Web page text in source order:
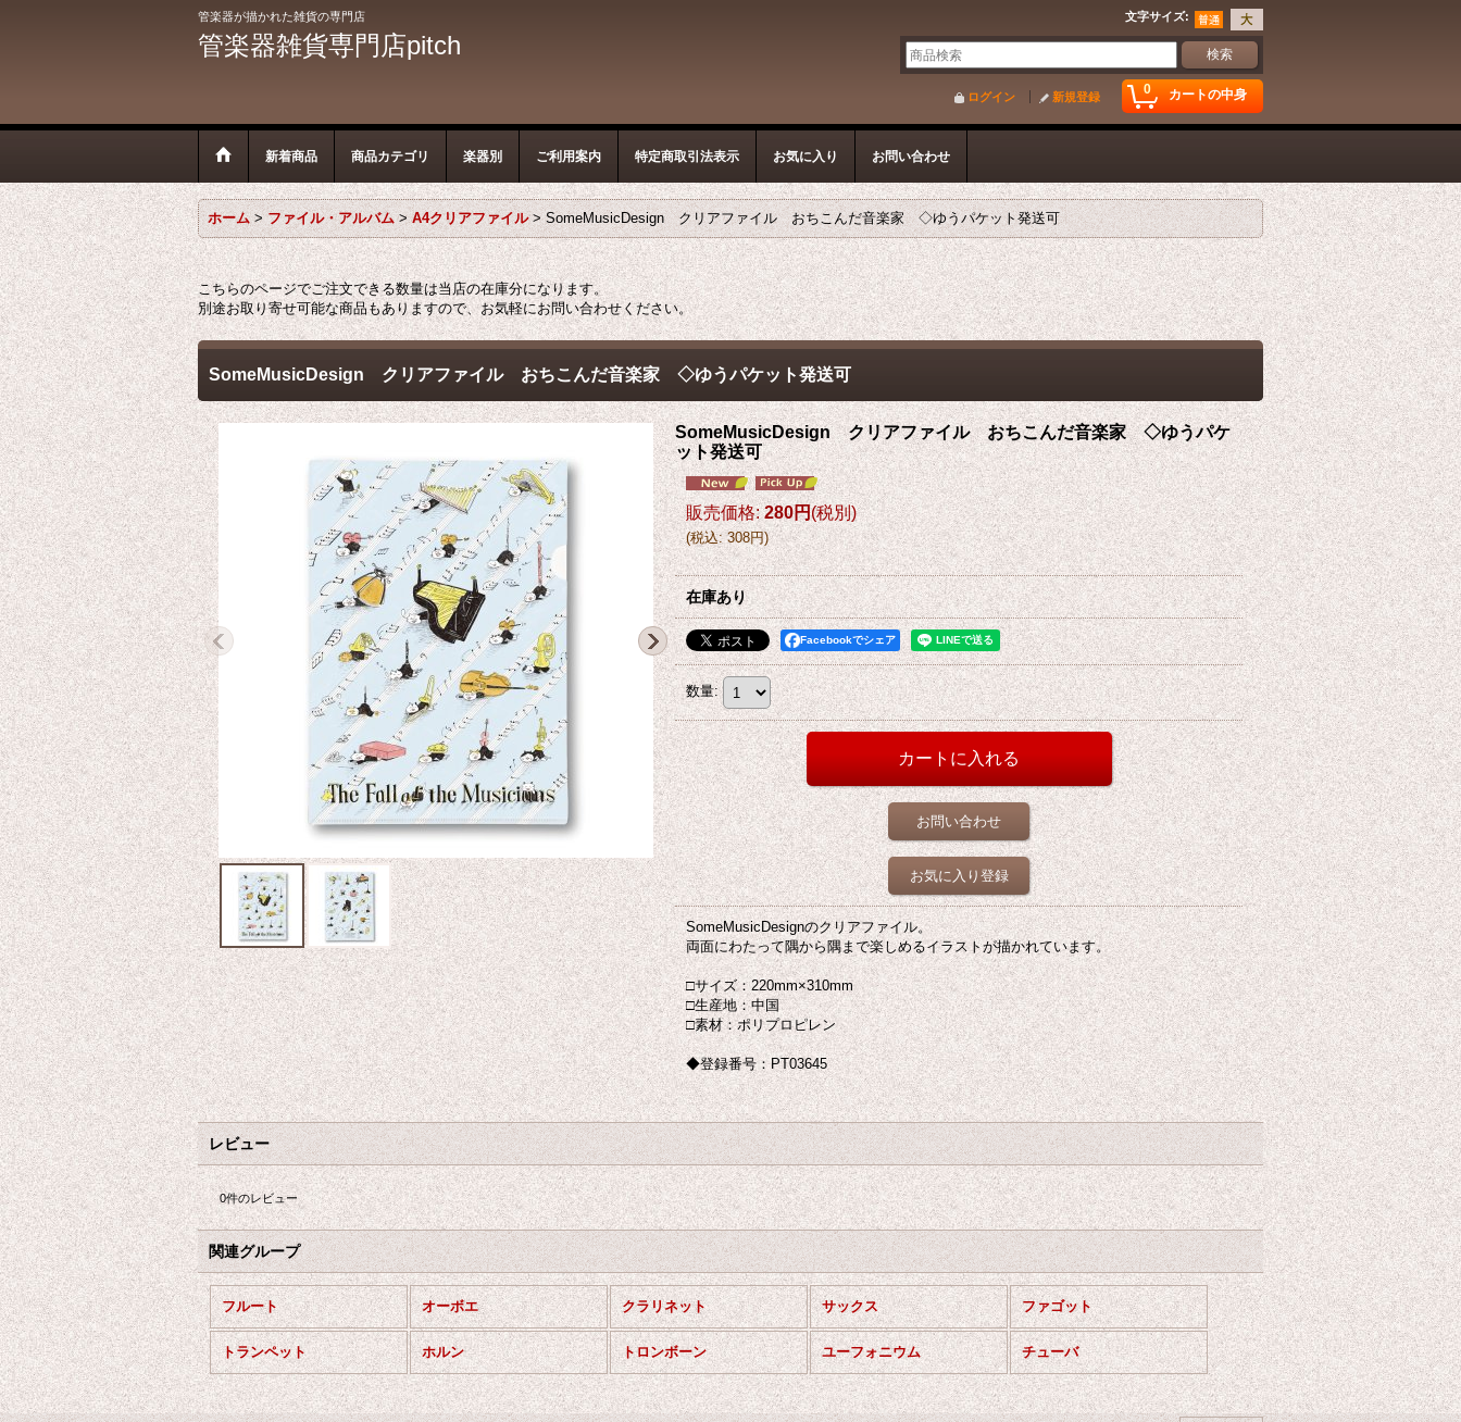
管楽器が描かれた雑貨の専門店 文字サイズ:
管楽器雑貨専門店pitch
0 カートの中身
ログイン 新規登録
新着商品 商品カテゴリ 楽器別 ご利用案内 特定商取引法表示 お気に入り お問い合わせ
ホーム > ファイル・アルバム > A4クリアファイル > SomeMusicDesign クリアファイル おちこんだ音楽家 ◇ゆうパケット発送可
こちらのページでご注文できる数量は当店の在庫分になります。
別途お取り寄せ可能な商品もありますので、お気軽にお問い合わせください。
SomeMusicDesign クリアファイル おちこんだ音楽家 ◇ゆうパケット発送可
SomeMusicDesign クリアファイル おちこんだ音楽家 ◇ゆうパケ
ット発送可
販売価格: 280円(税別)
(税込: 308円)
在庫あり
Facebookでシェア
数量:
お問い合わせ
お気に入り登録
SomeMusicDesignのクリアファイル。
両面にわたって隅から隅まで楽しめるイラストが描かれています。
□サイズ：220mm×310mm
□生産地：中国
□素材：ポリプロピレン
◆登録番号：PT03645
レビュー
0件のレビュー
関連グループ
フルート オーボエ クラリネット サックス ファゴット
トランペット ホルン トロンボーン ユーフォニウム チューバ